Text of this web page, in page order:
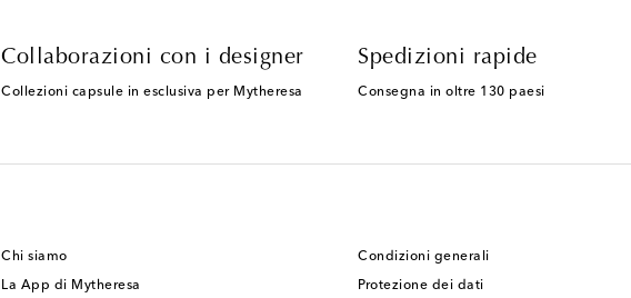
Collaborazioni con i designer
Collezioni capsule in esclusiva per Mytheresa
Spedizioni rapide
Consegna in oltre 130 paesi
Chi siamo
La App di Mytheresa
Condizioni generali
Protezione dei dati